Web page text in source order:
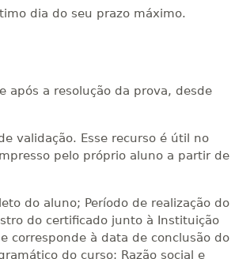
dia do seu prazo máximo.
após a resolução da prova, desde
validação. Esse recurso é útil no
pelo próprio aluno a partir de
do aluno; Período de realização do
do certificado junto à Instituição
corresponde à data de conclusão do
do curso; Razão social e